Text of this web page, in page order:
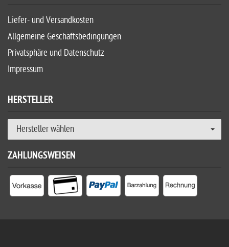
Liefer- und Versandkosten
Allgemeine Geschäftsbedingungen
Privatsphäre und Datenschutz
Impressum
HERSTELLER
Hersteller wählen
ZAHLUNGSWEISEN